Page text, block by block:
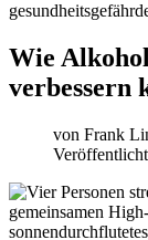
Wie
verbessern
von Frank